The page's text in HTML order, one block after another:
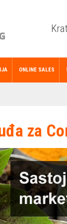
ONLINE SALES
za